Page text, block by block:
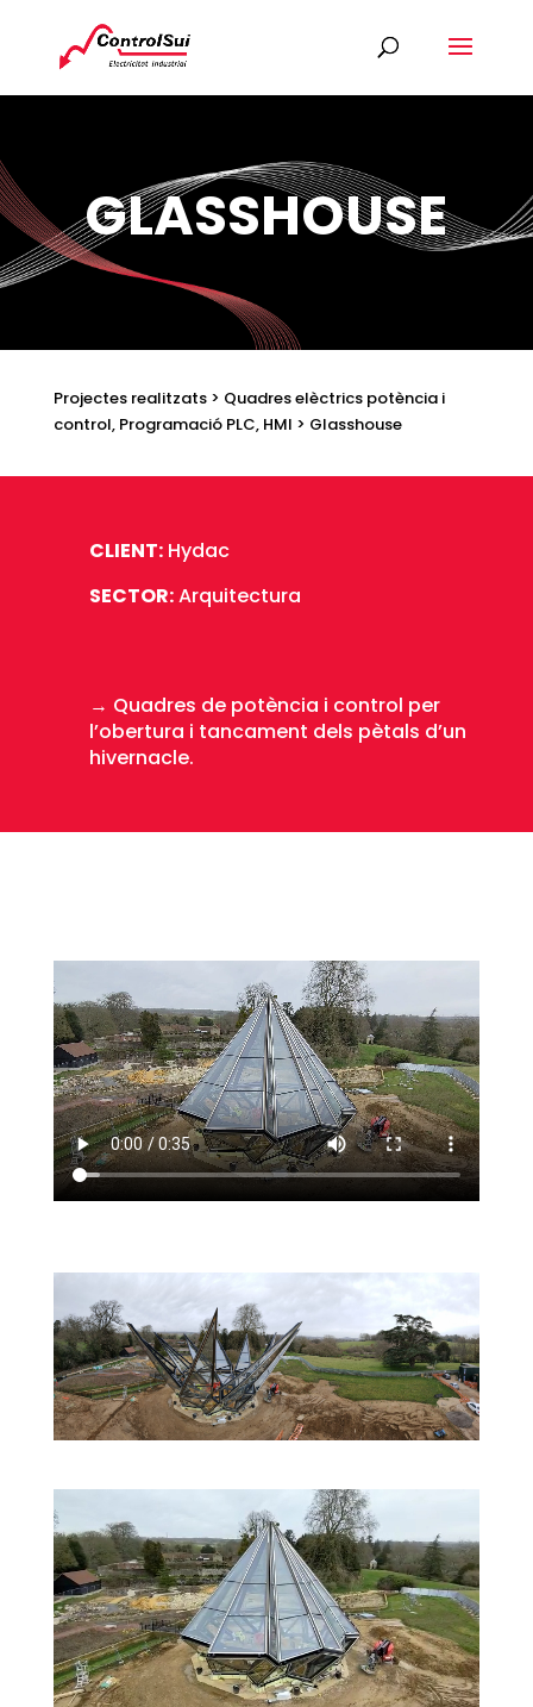
GLASSHOUSE
Projectes realitzats > Quadres elèctrics potència i
control, Programació PLC, HMI > Glasshouse
CLIENT:Hydac
SECTOR:Arquitectura
→ Quadres de potència i control per
l’obertura i tancament dels pètals d’un
hivernacle.